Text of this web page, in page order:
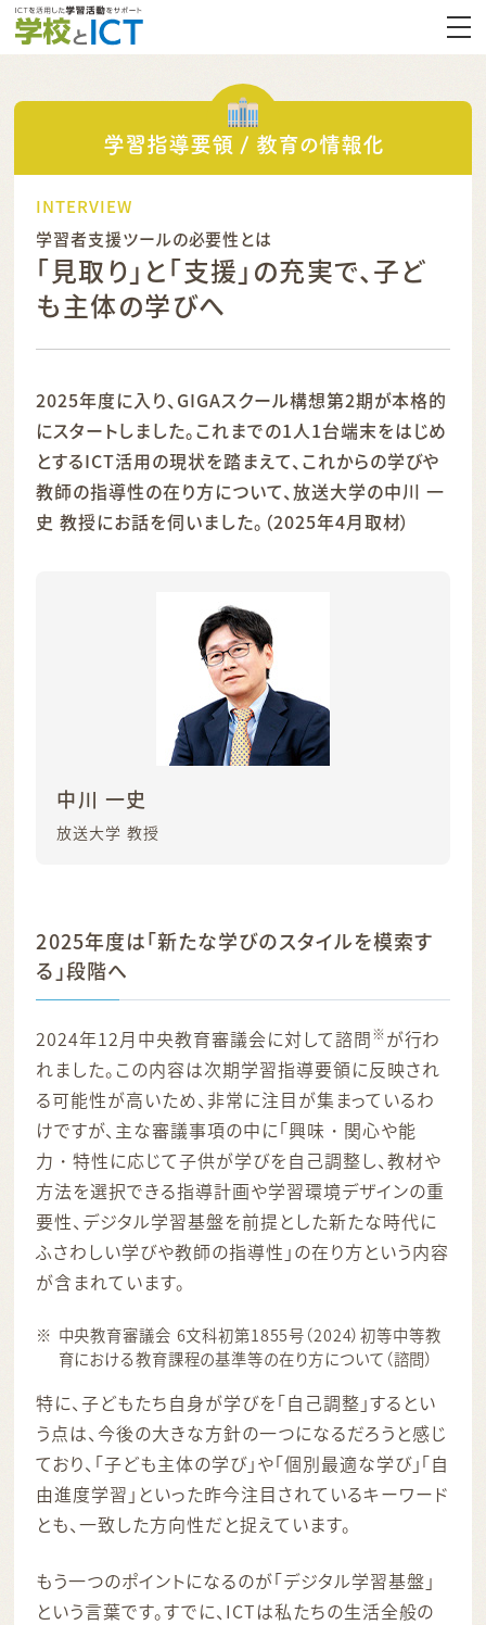
学習指導要領 / 教育の情報化
INTERVIEW
学習者支援ツールの必要性とは
「見取り」と「支援」の充実で、子ど
も主体の学びへ
2025年度に入り、GIGAスクール構想第2期が本格的
にスタートしました。これまでの1人1台端末をはじめ
とするICT活用の現状を踏まえて、これからの学びや
教師の指導性の在り方について、放送大学の中川 一
史 教授にお話を伺いました。（2025年4月取材）
中川 一史
放送大学 教授
2025年度は「新たな学びのスタイルを模索す
る」段階へ
2024年12月中央教育審議会に対して諮問※が行わ
れました。この内容は次期学習指導要領に反映され
る可能性が高いため、非常に注目が集まっているわ
けですが、主な審議事項の中に「興味・関心や能
力・特性に応じて子供が学びを自己調整し、教材や
方法を選択できる指導計画や学習環境デザインの重
要性、デジタル学習基盤を前提とした新たな時代に
ふさわしい学びや教師の指導性」の在り方という内容
が含まれています。
中央教育審議会 6文科初第1855号（2024）初等中等教
育における教育課程の基準等の在り方について（諮問）
特に、子どもたち自身が学びを「自己調整」するとい
う点は、今後の大きな方針の一つになるだろうと感じ
ており、「子ども主体の学び」や「個別最適な学び」「自
由進度学習」といった昨今注目されているキーワード
とも、一致した方向性だと捉えています。
もう一つのポイントになるのが「デジタル学習基盤」
という言葉です。すでに、ICTは私たちの生活全般の